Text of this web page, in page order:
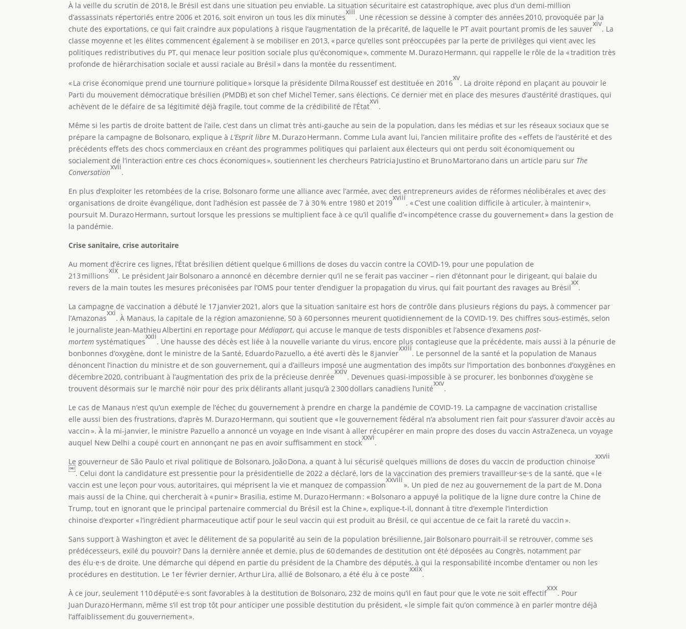
À la veille du scrutin de 2018, le Brésil est dans une situation peu enviable. La situation sécuritaire est catastrophique, avec plus d’un demi-million
d’assassinats répertoriés entre 2006 et 2016, soit environ un tous les dix minutes
xiii
. Une récession se dessine à compter des années 2010, provoquée par la
chute des exportations, ce qui fait craindre aux populations à risque l’augmentation de la précarité, de laquelle le PT avait pourtant promis de les sauver
xiv
. La
classe moyenne et les élites commencent également à se mobiliser en 2013, « parce qu’elles sont préoccupées par la perte de privilèges qui vient avec les
politiques redistributives du PT, qui menace leur position sociale plus qu’économique », commente M. Durazo Hermann, qui rappelle le rôle de la « tradition très
profonde de hiérarchisation sociale et aussi raciale au Brésil » dans la montée du ressentiment.
« La crise économique prend une tournure politique » lorsque la présidente Dilma Roussef est destituée en 2016
xv
. La droite répond en plaçant au pouvoir le
Parti du mouvement démocratique brésilien (PMDB) et son chef Michel Temer, sans élections. Ce dernier met en place des mesures d’austérité drastiques, qui
achèvent de le défaire de sa légitimité déjà fragile, tout comme de la crédibilité de l’État
xvi
.
Même si les partis de droite battent de l’aile, c’est dans un climat très anti-gauche au sein de la population, dans les médias et sur les réseaux sociaux que se
prépare la campagne de Bolsonaro, explique àL’Esprit libre M. Durazo Hermann. Comme Lula avant lui, l’ancien militaire profite des « effets de l’austérité et des
précédents effets des chocs commerciaux en créant des programmes politiques qui parlaient aux électeurs qui ont perdu soit économiquement ou
socialement de l’interaction entre ces chocs économiques », soutiennent les chercheurs Patricia Justino et Bruno Martorano dans un article paru sur The
Conversation
xvii
.
En plus d’exploiter les retombées de la crise, Bolsonaro forme une alliance avec l’armée, avec des entrepreneurs avides de réformes néolibérales et avec des
organisations de droite évangélique, dont l’adhésion est passée de 7 à 30 % entre 1980 et 2019
xviii
. « C’est une coalition difficile à articuler, à maintenir »,
poursuit M. Durazo Hermann, surtout lorsque les pressions se multiplient face à ce qu’il qualifie d’« incompétence crasse du gouvernement » dans la gestion de
la pandémie.
Crise sanitaire, crise autoritaire
Au moment d’écrire ces lignes, l’État brésilien détient quelque 6 millions de doses du vaccin contre la COVID-19, pour une population de
213 millions
xix
. Le président Jair Bolsonaro a annoncé en décembre dernier qu’il ne se ferait pas vacciner – rien d’étonnant pour le dirigeant, qui balaie du
revers de la main toutes les mesures préconisées par l’OMS pour tenter d’endiguer la propagation du virus, qui fait pourtant des ravages au Brésil
xx
.
La campagne de vaccination a débuté le 17 janvier 2021, alors que la situation sanitaire est hors de contrôle dans plusieurs régions du pays, à commencer par
l’Amazonas
xxi
. À Manaus, la capitale de la région amazonienne, 50 à 60 personnes meurent quotidiennement de la COVID-19. Des chiffres sous-estimés, selon
le journaliste Jean-Mathieu Albertini en reportage pourMédiapart, qui accuse le manque de tests disponibles et l’absence d’examenspost-
mortem systématiques
xxii
. Une hausse des décès est liée à la nouvelle variante du virus, encore plus contagieuse que la précédente, mais aussi à la pénurie de
bonbonnes d’oxygène, dont le ministre de la Santé, Eduardo Pazuello, a été averti dès le 8 janvier
xxiii
. Le personnel de la santé et la population de Manaus
dénoncent l’inaction du ministre et de son gouvernement, qui a d’ailleurs imposé une augmentation des impôts sur l’importation des bonbonnes d’oxygènes en
décembre 2020, contribuant à l’augmentation des prix de la précieuse denrée
xxiv
. Devenues quasi-impossible à se procurer, les bonbonnes d’oxygène se
trouvent désormais sur le marché noir pour des prix délirants allant jusqu’à 2 300 dollars canadiens l’unité
xxv
.
Le cas de Manaus n’est qu’un exemple de l’échec du gouvernement à prendre en charge la pandémie de COVID-19. La campagne de vaccination cristallise
elle aussi bien des frustrations, d’après M. Durazo Hermann, qui soutient que « le gouvernement fédéral n’a absolument rien fait pour s’assurer d’avoir accès au
vaccin ». À la mi-janvier, le ministre Pazuello a annoncé un voyage en Inde visant à aller récupérer en main propre des doses du vaccin AstraZeneca, un voyage
auquel New Delhi a coupé court en annonçant ne pas en avoir suffisamment en stock
xxvi
.
Le gouverneur de São Paulo et rival politique de Bolsonaro, João Dona, a quant à lui sécurisé quelques millions de doses du vaccin de production chinoise
xxvii
￼
. Celui dont la candidature est pressentie pour la présidentielle de 2022 a déclaré, lors de la vaccination des premiers travailleur·se·s de la santé, que « le
vaccin est une leçon pour vous, autoritaires, qui méprisent la vie et manquez de compassion
xxviii
». Un pied de nez au gouvernement de la part de M. Dona
mais aussi de la Chine, qui chercherait à « punir » Brasilia, estime M. Durazo Hermann : « Bolsonaro a appuyé la politique de la ligne dure contre la Chine de
Trump, tout en ignorant que le principal partenaire commercial du Brésil est la Chine », explique-t-il, donnant à titre d’exemple l’interdiction
chinoise d’exporter « l’ingrédient pharmaceutique actif pour le seul vaccin qui est produit au Brésil, ce qui accentue de ce fait la rareté du vaccin ».
Sans support à Washington et avec le délitement de sa popularité au sein de la population brésilienne, Jair Bolsonaro pourrait-il se retrouver, comme ses
prédécesseurs, exilé du pouvoir? Dans la dernière année et demie, plus de 60 demandes de destitution ont été déposées au Congrès, notamment par
des élu·e·s de droite. Une démarche qui dépend en partie du président de la Chambre des députés, à qui la responsabilité incombe d’entamer ou non les
procédures en destitution. Le 1er février dernier, Arthur Lira, allié de Bolsonaro, a été élu à ce poste
xxix
.
À ce jour, seulement 110 député·e·s sont favorables à la destitution de Bolsonaro, 232 de moins qu’il en faut pour que le vote ne soit effectif
xxx
. Pour
Juan Durazo Hermann, même s’il est trop tôt pour anticiper une possible destitution du président, « le simple fait qu’on commence à en parler montre déjà
l’affaiblissement du gouvernement ».